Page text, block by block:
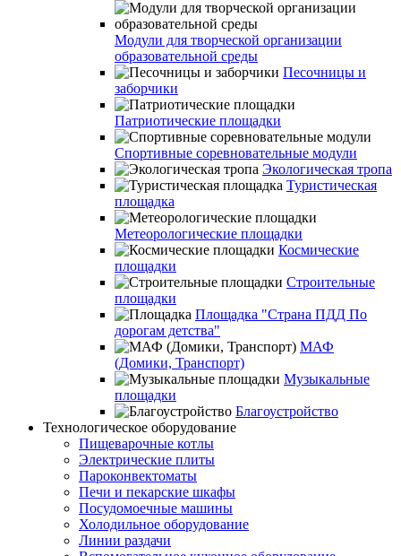
Модули для творческой организации
образовательной среды
Песочницы и
заборчики
Патриотические площадки
Спортивные соревновательные модули
Экологическая тропа
Туристическая
площадка
Метеорологические площадки
Космические
площадки
Строительные
площадки
Площадка "Страна ПДД По
дорогам детства"
МАФ
(Домики, Транспорт)
Музыкальные
площадки
Благоустройство
Технологическое оборудование
Пищеварочные котлы
Электрические плиты
Пароконвектоматы
Печи и пекарские шкафы
Посудомоечные машины
Холодильное оборудование
Линии раздачи